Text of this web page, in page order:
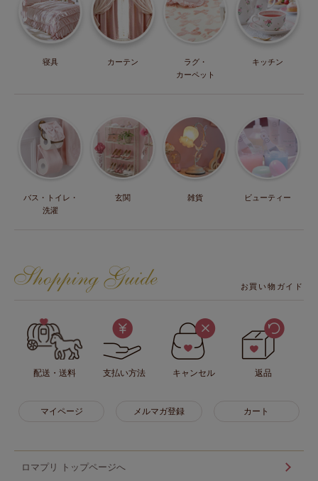
寝具 カーテン
ラグ・
カーペット
キッチン
バス・トイレ・
洗濯
玄関 雑貨 ビューティー
お買い物ガイド
配送・送料 支払い方法 キャンセル 返品
マイページ メルマガ登録 カート
ロマプリ トップページへ